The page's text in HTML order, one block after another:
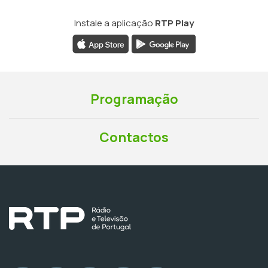
Instale a aplicação RTP Play
Programação
Contactos